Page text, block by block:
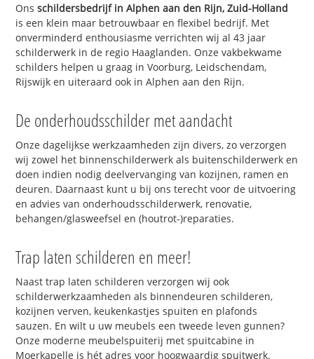
Onsschildersbedrijf in Alphen aan den Rijn, Zuid-Holland
is een klein maar betrouwbaar en flexibel bedrijf. Met
onverminderd enthousiasme verrichten wij al 43 jaar
schilderwerk in de regio Haaglanden. Onze vakbekwame
schilders helpen u graag in Voorburg, Leidschendam,
Rijswijk en uiteraard ook in Alphen aan den Rijn.
De onderhoudsschilder met aandacht
Onze dagelijkse werkzaamheden zijn divers, zo verzorgen
wij zowel het binnenschilderwerk als buitenschilderwerk en
doen indien nodig deelvervanging van kozijnen, ramen en
deuren. Daarnaast kunt u bij ons terecht voor de uitvoering
en advies van onderhoudsschilderwerk, renovatie,
behangen/glasweefsel en (houtrot-)reparaties.
Trap laten schilderen en meer!
Naast trap laten schilderen verzorgen wij ook
schilderwerkzaamheden als binnendeuren schilderen,
kozijnen verven, keukenkastjes spuiten en plafonds
sauzen. En wilt u uw meubels een tweede leven gunnen?
Onze moderne meubelspuiterij met spuitcabine in
Moerkapelle is hét adres voor hoogwaardig spuitwerk.